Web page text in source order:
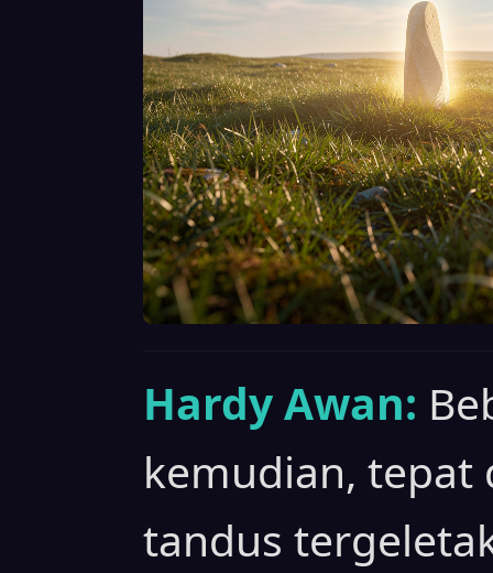
Hardy Awan:
kemudian, tepat
tandus